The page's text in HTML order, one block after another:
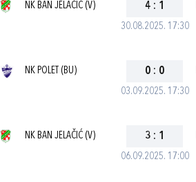
30.08.2025. 17:30
NK BAN JELAČIĆ (V) 4 : 1
03.09.2025. 17:30
NK POLET (BU) 0 : 0
06.09.2025. 17:00
NK BAN JELAČIĆ (V) 3 : 1